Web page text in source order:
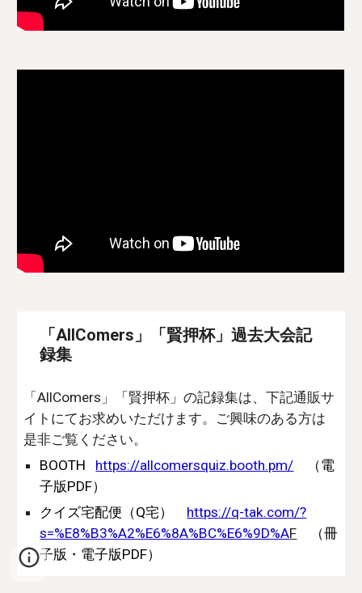
「AllComers」「賢押杯」過去大会記
録集
「AllComers」「賢押杯」の記録集は、下記通販サ
イトにてお求めいただけます。ご興味のある方は
是非ご覧ください。
BOOTH
https://allcomersquiz.booth.pm/ （電
子版PDF）
クイズ宅配便（Q宅） https://q-tak.com/?
s=%E8%B3%A2%E6%8A%BC%E6%9D%AF （冊
子版・電子版PDF）